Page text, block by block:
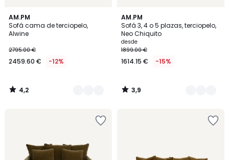
AM.PM
Sofá cama de terciopelo,
Alwine
2795.00 €
2459.60 € -12%
4,2
/ 5
15
Colores
4,2
/
AM.PM
Sofá 3, 4 o 5 plazas, terciopelo,
Neo Chiquito
desde
1899.00 €
1614.15 € -15%
3,9
/ 5
5
Colores
3,9
/